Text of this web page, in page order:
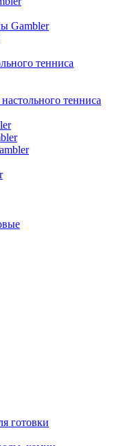
Gambler
тенниса
тенниса
готовки